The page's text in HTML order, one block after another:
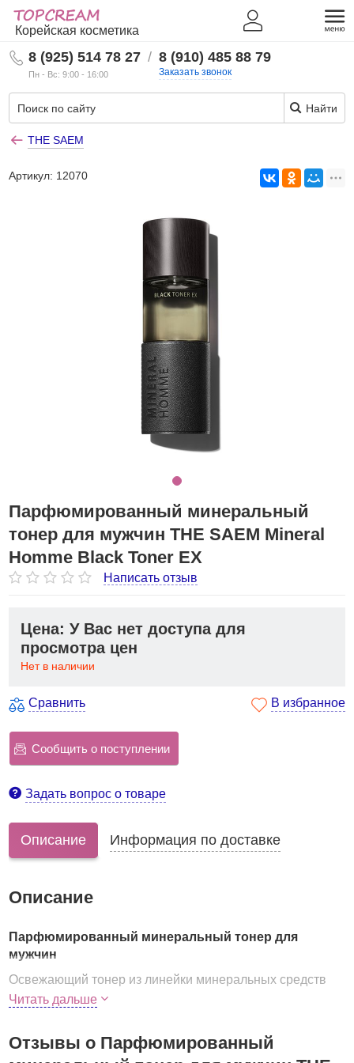
Корейская косметика
8 (925) 514 78 27
Пн - Вс: 9:00 - 16:00
/ 8 (910) 485 88 79
Заказать звонок
Найти
THE SAEM
Артикул: 12070
Парфюмированный минеральный
тонер для мужчин THE SAEM Mineral
Homme Black Toner EX
Написать отзыв
Цена: У Вас нет доступа для
просмотра цен
Нет в наличии
Сравнить В избранное
Сообщить о поступлении
Задать вопрос о товаре
Описание Информация по доставке
Описание
Парфюмированный минеральный тонер для
мужчин
Освежающий тонер из линейки минеральных средств
для мужчин, оживляет даже самую усталую кожу. Как и
Читать дальше
Отзывы о Парфюмированный